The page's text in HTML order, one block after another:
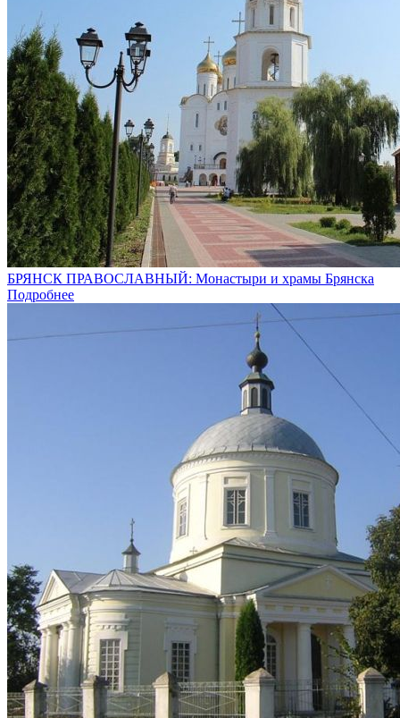
БРЯНСК ПРАВОСЛАВНЫЙ: Монастыри и храмы Брянска
Подробнее